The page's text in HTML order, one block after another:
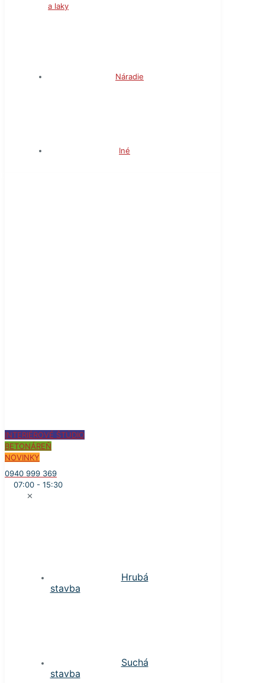
a laky
Náradie
Iné
INTERIÉROVÉ ŠTÚDIO
BETONÁREŇ
NOVINKY
0940 999 369
07:00 - 15:30
✕
Hrubá
stavba
Suchá
stavba